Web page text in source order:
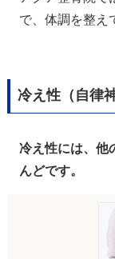
で、体調を整え
冷え性（自律
冷え性には、他
んどです。